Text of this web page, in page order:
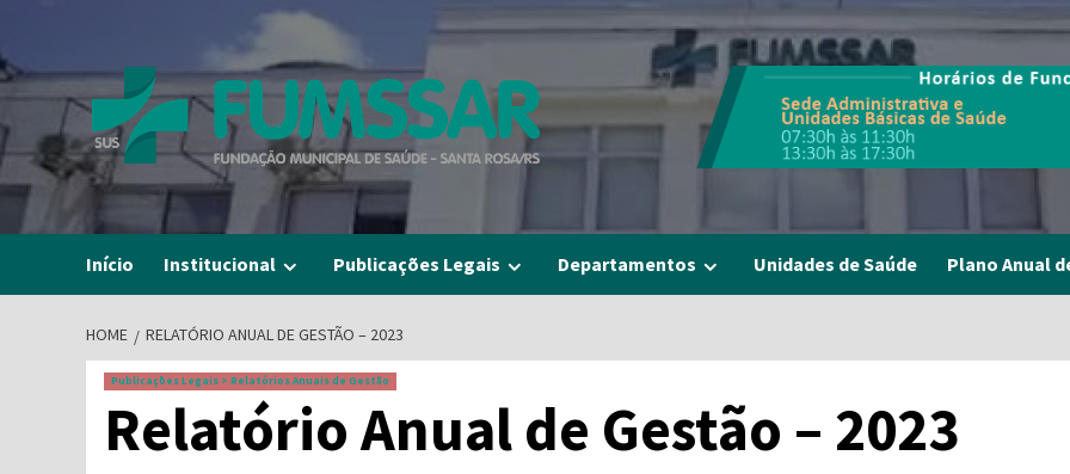
content
Início Institucional Publicações Legais Departamentos Unidades de Saúde Plano Anual
HOME RELATÓRIO ANUAL DE GESTÃO – 2023
Publicações Legais > Relatórios Anuais de Gestão
Relatório Anual de Gestão – 2023